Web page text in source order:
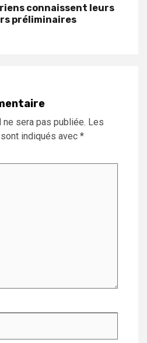
connaissent leurs
préliminaires
sera pas publiée. Les
indiqués avec *